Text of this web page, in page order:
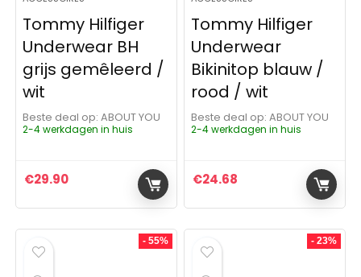
Tommy Hilfiger
Underwear BH
grijs gemêleerd /
wit
Beste deal op:
ABOUT YOU
2-4 werkdagen in huis
€29.90
Tommy Hilfiger
Underwear
Bikinitop blauw /
rood / wit
Beste deal op:
ABOUT YOU
2-4 werkdagen in huis
€24.68
- 55% - 23%